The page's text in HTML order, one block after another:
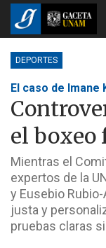
DEPORTES
El caso de Imane
el
Mientras el
expertos de la
y Eusebio
justa y
pruebas claras